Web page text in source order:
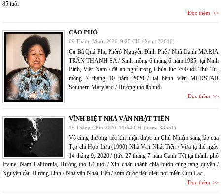
85 tuổi
Đọc thêm
CÁO PHÓ
09 Tháng Mười 2020 9:25 CH (Xem: 32610)
Cụ Bà Quả Phụ Phêrô Nguyễn Đình Phê / Nhũ Danh MARIA
TRẦN THANH SA / Sinh mồng 6 tháng 6 năm 1935, tại Ninh
Bình, Việt Nam / đã an nghỉ trong Chúa lúc 7:00 tối Thứ Tư,
mồng 7 tháng 10 năm 2020 / tại bệnh viện MEDSTAR
Southern Maryland / Hưởng thọ 85 tuổi
Đọc thêm
VĨNH BIỆT NHÀ VĂN NHẬT TIẾN
15 Tháng Chín 2020 11:54 CH (Xem: 38551)
Vô cùng thương tiếc khi nhận được tin Chủ Nhiệm sáng lập của
Tạp chí Hợp Lưu (1990) Nhà Văn Nhật Tiến / Vừa tạ thế ngày
14 tháng 9, 2020 / (tức 27 tháng 7 năm Canh Tý),tại thành phố
Irvine, Nam California, Hưởng thọ 84 tuổi./ Xin chân thành chia buồn cùng tang quyến /
Nguyện cầu Hương Linh / Nhà văn Nhật Tiến / sớm được tiêu diêu nơi miền Cựu Lạc.
Đọc thêm